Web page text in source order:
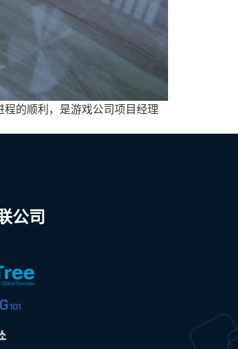
的顺利，是游戏公司项目经理
公司